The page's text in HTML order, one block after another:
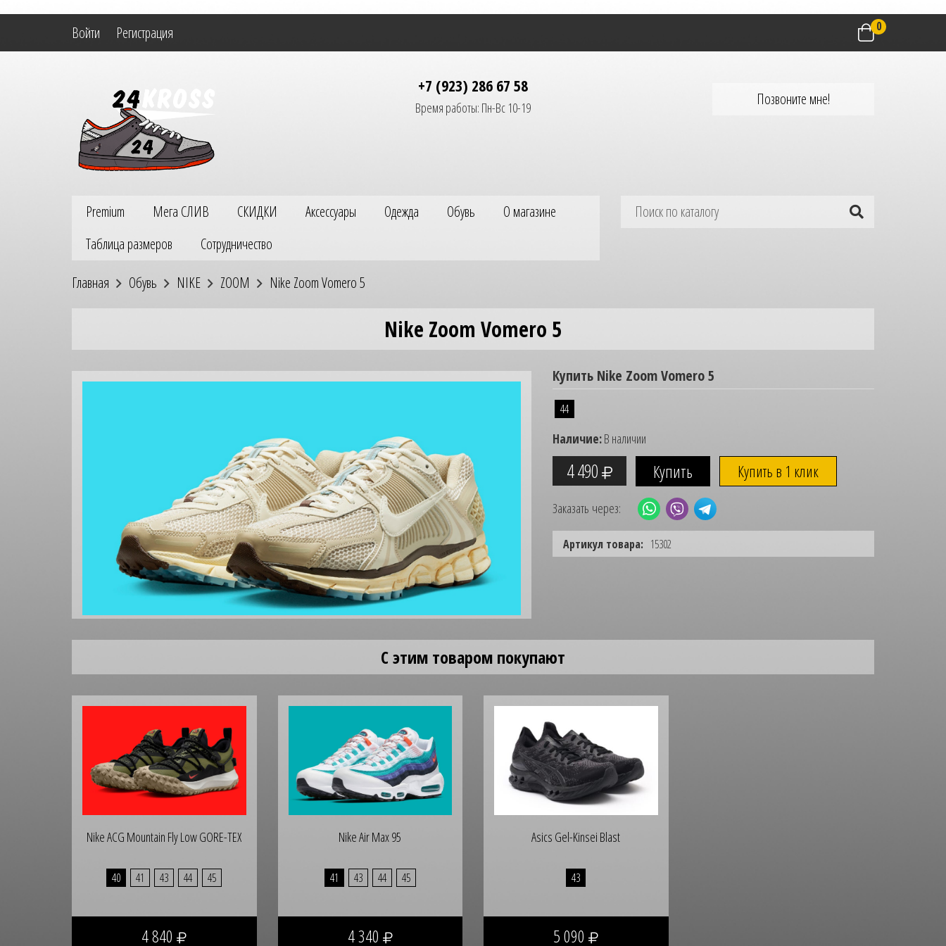
Войти Регистрация 0
+7 (923) 286 67 58
Время работы: Пн-Вс 10-19 Позвоните мне!
Premium Мега СЛИВ СКИДКИ Аксессуары Одежда Обувь
О магазине
Таблица размеров
Сотрудничество
Главная Обувь NIKE ZOOM Nike Zoom Vomero 5
Nike Zoom Vomero 5
Купить Nike Zoom Vomero 5
44
Наличие:В наличии
4 490 Купить в 1 клик
Заказать через:
Артикул товара: 15302
С этим товаром покупают
Nike ACG Mountain Fly Low GORE-TEX
40 41 43 44 45
4 840
Nike Air Max 95
41 43 44 45
4 340
Asics Gel-Kinsei Blast
43
5 090